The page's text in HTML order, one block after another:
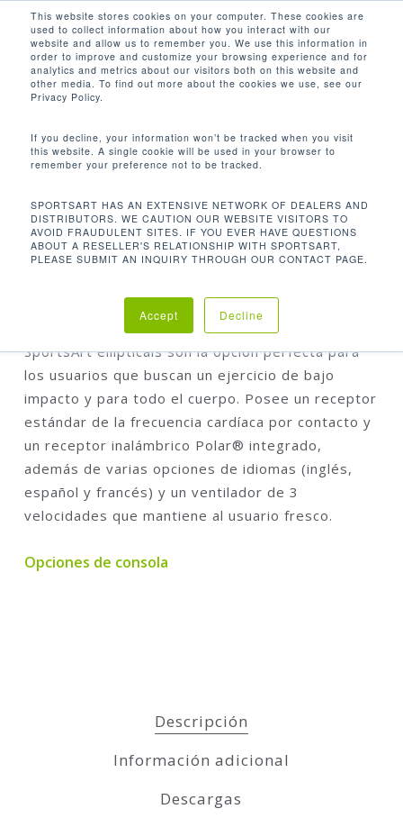
This website stores cookies on your computer. These cookies are
used to collect information about how you interact with our
website and allow us to remember you. We use this information in
order to improve and customize your browsing experience and for
analytics and metrics about our visitors both on this website and
other media. To find out more about the cookies we use, see our
Privacy Policy.
If you decline, your information won’t be tracked when you visit
this website. A single cookie will be used in your browser to
remember your preference not to be tracked.
SPORTSART HAS AN EXTENSIVE NETWORK OF DEALERS AND
DISTRIBUTORS. WE CAUTION OUR WEBSITE VISITORS TO
AVOID FRAUDULENT SITES. IF YOU EVER HAVE QUESTIONS
ABOUT A RESELLER'S RELATIONSHIP WITH SPORTSART,
PLEASE SUBMIT AN INQUIRY THROUGH OUR CONTACT PAGE.
Accept Decline
main
content
search
Inicio E875 Elíptica
SportsArt ellipticals son la opción perfecta para
los usuarios que buscan un ejercicio de bajo
impacto y para todo el cuerpo. Posee un receptor
estándar de la frecuencia cardíaca por contacto y
un receptor inalámbrico Polar® integrado,
además de varias opciones de idiomas (inglés,
español y francés) y un ventilador de 3
velocidades que mantiene al usuario fresco.
Opciones de consola
Descripción
Información adicional
Descargas
Close
Menu